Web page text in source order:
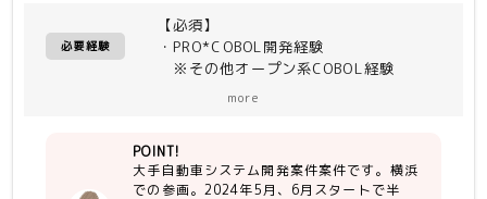
必要経験
【必須】
・PRO*COBOL開発経験
※その他オープン系COBOL経験
more
POINT!
大手自動車システム開発案件案件です。横浜
での参画。2024年5月、6月スタートで半